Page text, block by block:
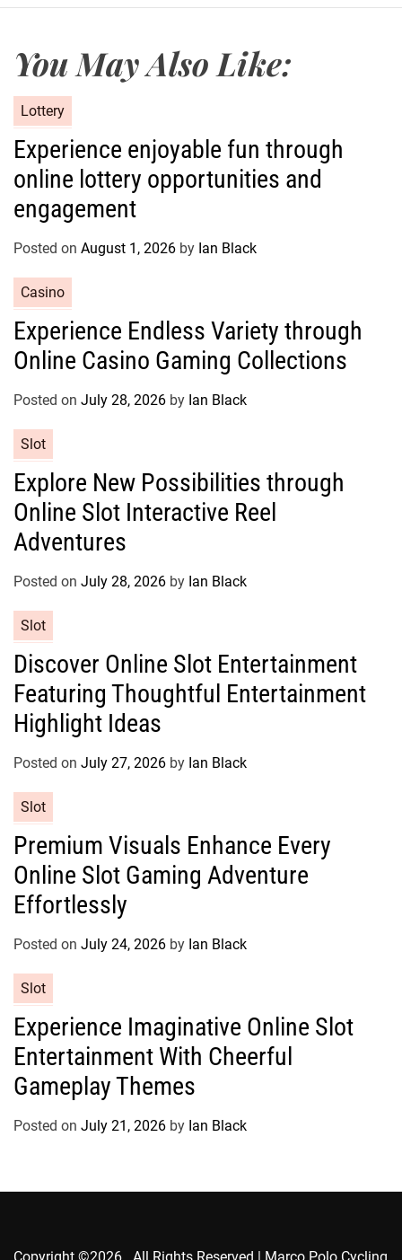
You May Also Like:
a
e
o
r
s
Lottery
Experience enjoyable fun through
online lottery opportunities and
engagement
Posted on August 1, 2026 by Ian Black
a
e
o
s
Casino
Experience Endless Variety through
Online Casino Gaming Collections
Posted on July 28, 2026 by Ian Black
a
e
g
o
r
s
Slot
Explore New Possibilities through
Online Slot Interactive Reel
Adventures
Posted on July 28, 2026 by Ian Black
a
e
g
o
r
s
Slot
Discover Online Slot Entertainment
Featuring Thoughtful Entertainment
Highlight Ideas
Posted on July 27, 2026 by Ian Black
a
e
g
o
r
s
Slot
Premium Visuals Enhance Every
Online Slot Gaming Adventure
Effortlessly
Posted on July 24, 2026 by Ian Black
a
e
g
o
r
Slot
Experience Imaginative Online Slot
Entertainment With Cheerful
Gameplay Themes
Posted on July 21, 2026 by Ian Black